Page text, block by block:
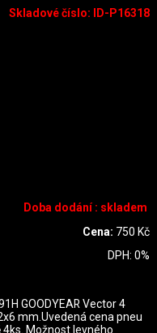
Skladové číslo:
ID-P16318
Doba dodání : skladem
Cena: 750 Kč
DPH:0%
GOODYEAR Vector 4
mm.Uvedená cena pneu
Možnost levného